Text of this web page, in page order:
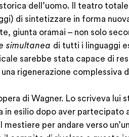
dell’uomo. Il teatro
di sintetizzare in forma
giunta oramai – non solo
simultanea di tutti i linguaggi
sarebbe stata capace di
rigenerazione complessiva
di Wagner. Lo scriveva lui
in esilio dopo aver partecipato
per andare verso